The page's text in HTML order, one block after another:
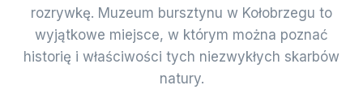
rozrywkę. Muzeum bursztynu w Kołobrzegu to
wyjątkowe miejsce, w którym można poznać
historię i właściwości tych niezwykłych skarbów
natury.